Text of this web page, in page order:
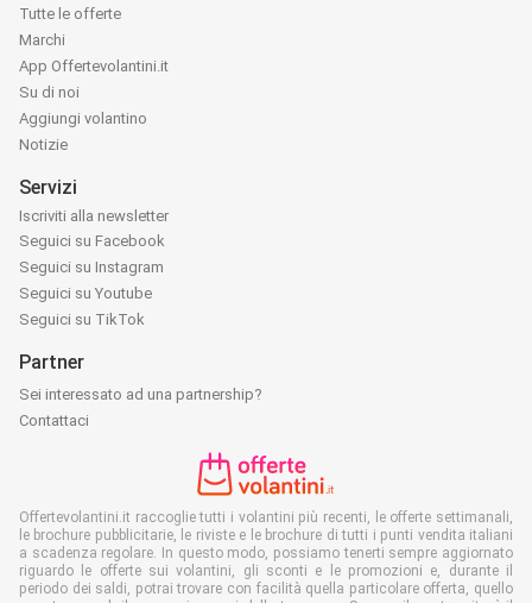
Tutte le offerte
Marchi
App Offertevolantini.it
Su di noi
Aggiungi volantino
Notizie
Servizi
Iscriviti alla newsletter
Seguici su Facebook
Seguici su Instagram
Seguici su Youtube
Seguici su TikTok
Partner
Sei interessato ad una partnership?
Contattaci
Offertevolantini.it raccoglie tutti i volantini più recenti, le offerte settimanali,
le brochure pubblicitarie, le riviste e le brochure di tutti i punti vendita italiani
a scadenza regolare. In questo modo, possiamo tenerti sempre aggiornato
riguardo le offerte sui volantini, gli sconti e le promozioni e, durante il
periodo dei saldi, potrai trovare con facilità quella particolare offerta, quello